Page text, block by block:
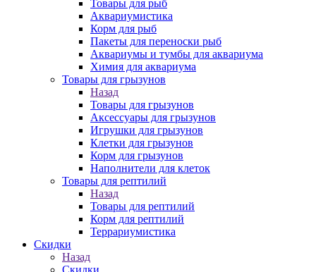
Товары для рыб
Аквариумистика
Корм для рыб
Пакеты для переноски рыб
Аквариумы и тумбы для аквариума
Химия для аквариума
Товары для грызунов
Назад
Товары для грызунов
Аксессуары для грызунов
Игрушки для грызунов
Клетки для грызунов
Корм для грызунов
Наполнители для клеток
Товары для рептилий
Назад
Товары для рептилий
Корм для рептилий
Террариумистика
Скидки
Назад
Скидки